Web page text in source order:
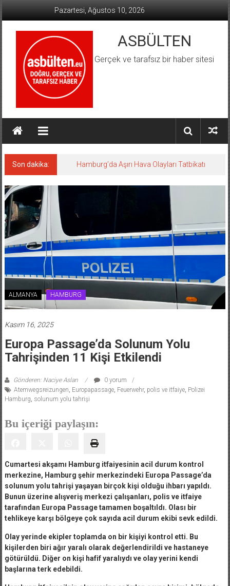
Pazartesi, Ağustos 10, 2026
ASBÜLTEN
Gerçek ve tarafsız bir haber sitesi
Son dakika: Hamburg’da Aşırı Hava Olayları Tatbikatı
ALMANYA HAMBURG
Kasım 16, 2025
Europa Passage’da Solunum Yolu
Tahrişinden 11 Kişi Etkilendi
Gönderen: Naciye Aslan
0 yorum
Atemwegsreizungen Europapassage, Feuerwehr, polis ve itfaiye, Polizei
Hamburg solunum yolu tahrişi
Bu içeriği paylaşın:
Cumartesi akşamı Hamburg itfaiyesinin acil durum kontrol
merkezine, Hamburg şehir merkezindeki Europa Passage’da
solunum yolu tahrişi yaşayan birçok kişi olduğu ihbarı yapıldı.
Bunun üzerine alışveriş merkezi çalışanları, polis ve itfaiye
tarafından Europa Passage tamamen boşaltıldı. Olası bir
tehlikeye karşı bölgeye çok sayıda acil durum ekibi sevk edildi.
Olay yerinde ekipler toplamda on bir kişiyi kontrol etti. Bu
kişilerden biri ağır yaralı olarak değerlendirildi ve hastaneye
götürüldü. Diğer on kişi hafif yaralıydı ve olay yerini kendi
başlarına terk edebildi.